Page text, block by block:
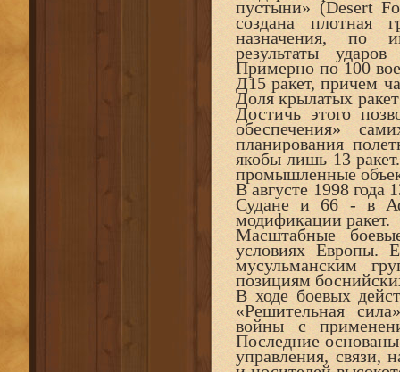
пустыни» (Desert
создана плотная
назначения, по
результаты
Примерно по 100
Д15 ракет, причем
Доля крылатых
Достичь этого
обеспечения»
планирования
якобы лишь 13
промышленные
В августе 1998 года
Судане и 66 - в
модификации ракет.
Масштабные
условиях Европы.
мусульманским
позициям
В ходе боевых
«Решительная
войны с
Последние
управления, связи,